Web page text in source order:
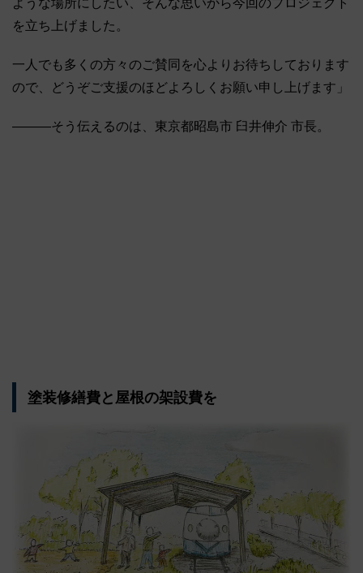
ような場所にしたい、そんな思いから今回のプロジェクト
を立ち上げました。
一人でも多くの方々のご賛同を心よりお待ちしております
ので、どうぞご支援のほどよろしくお願い申し上げます」
―――そう伝えるのは、東京都昭島市 臼井伸介 市長。
塗装修繕費と屋根の架設費を